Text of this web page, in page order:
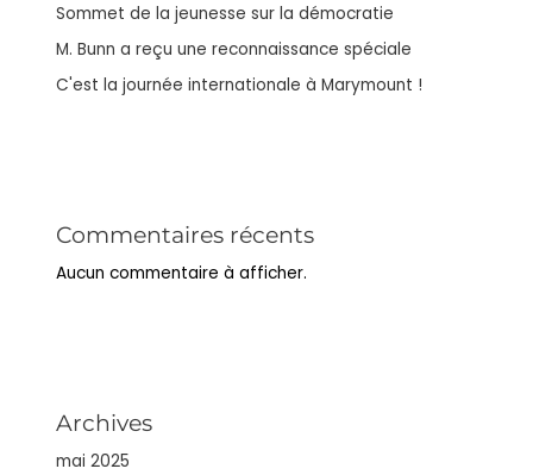
Sommet de la jeunesse sur la démocratie
M. Bunn a reçu une reconnaissance spéciale
C'est la journée internationale à Marymount !
Commentaires récents
Aucun commentaire à afficher.
Archives
mai 2025